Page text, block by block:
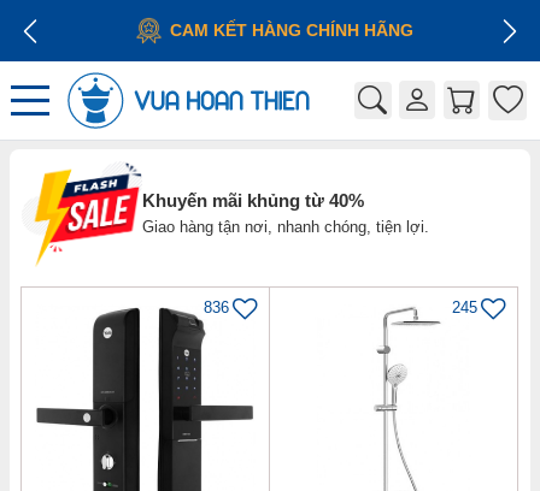
CAM KẾT HÀNG CHÍNH HÃNG
Khuyến mãi khủng từ 40%
Giao hàng tận nơi, nhanh chóng, tiện lợi.
836 245